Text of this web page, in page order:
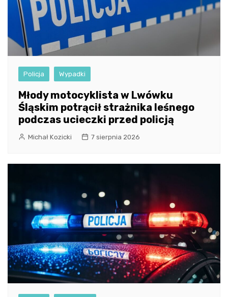
Policja Wypadki
Młody motocyklista w Lwówku
Śląskim potrącił strażnika leśnego
podczas ucieczki przed policją
Michał Kozicki 7 sierpnia 2026